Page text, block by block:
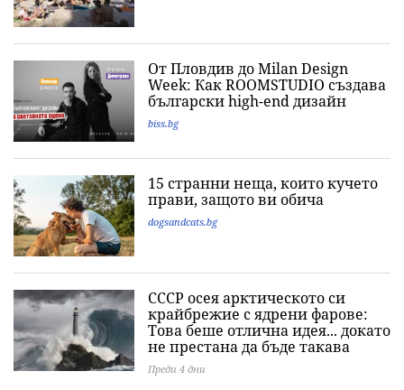
От Пловдив до Milan Design
Week: Как ROOMSTUDIO създава
български high-end дизайн
biss.bg
15 странни неща, които кучето
прави, защото ви обича
dogsandcats.bg
СССР осея арктическото си
крайбрежие с ядрени фарове:
Това беше отлична идея... докато
не престана да бъде такава
Преди 4 дни